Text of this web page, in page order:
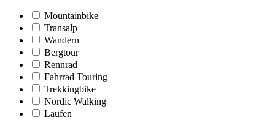
Mountainbike
Transalp
Wandern
Bergtour
Rennrad
Fahrrad Touring
Trekkingbike
Nordic Walking
Laufen